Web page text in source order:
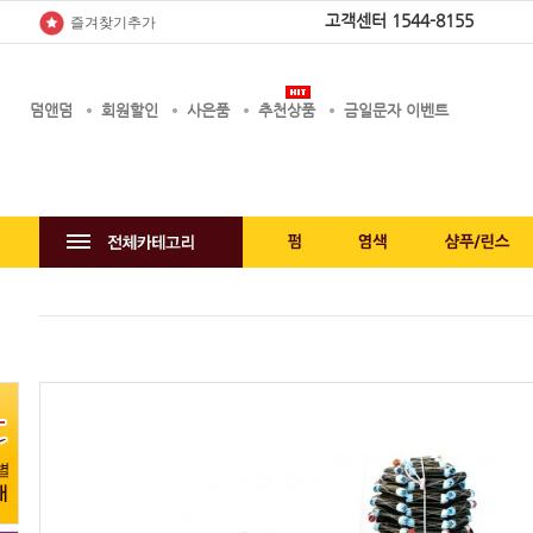
즐겨찾기추가 고객센터 1544-8155
덤앤덤 회원할인 사은품 추천상품 금일문자 이벤트